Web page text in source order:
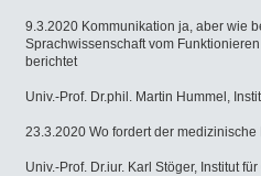
9.3.2020 Kommunikation ja, aber wie
Sprachwissenschaft vom
berichtet
Univ.-Prof. Dr.phil. Martin Hummel,
23.3.2020 Wo fordert der
Univ.-Prof. Dr.iur. Karl Stöger, Institut